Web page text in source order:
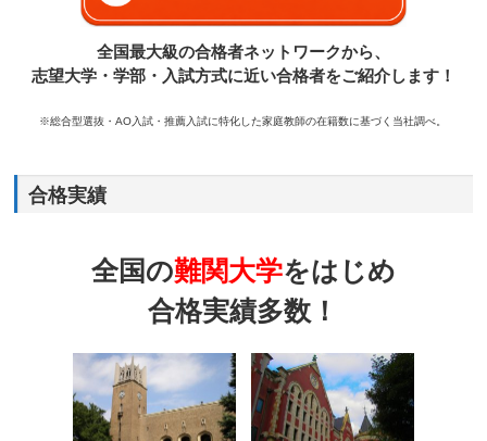
全国最大級の合格者ネットワークから、
志望大学・学部・入試方式に近い合格者をご紹介します！
※総合型選抜・AO入試・推薦入試に特化した家庭教師の在籍数に基づく当社調べ。
合格実績
全国の難関大学をはじめ
合格実績多数！